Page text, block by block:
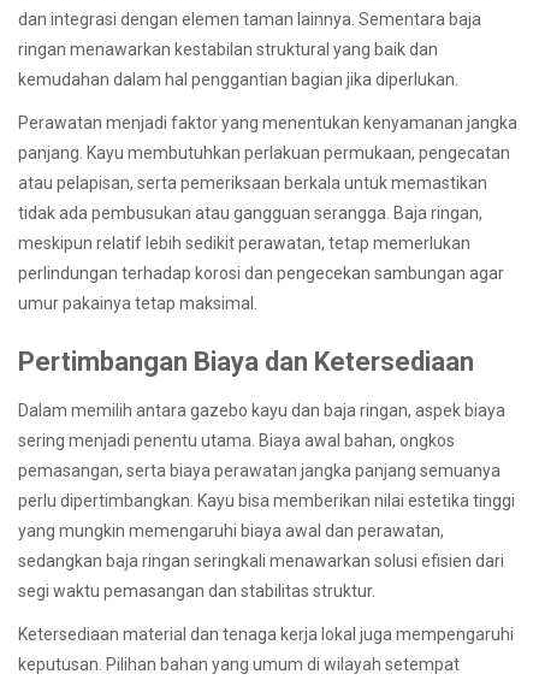
dan integrasi dengan elemen taman lainnya. Sementara baja
ringan menawarkan kestabilan struktural yang baik dan
kemudahan dalam hal penggantian bagian jika diperlukan.
Perawatan menjadi faktor yang menentukan kenyamanan jangka
panjang. Kayu membutuhkan perlakuan permukaan, pengecatan
atau pelapisan, serta pemeriksaan berkala untuk memastikan
tidak ada pembusukan atau gangguan serangga. Baja ringan,
meskipun relatif lebih sedikit perawatan, tetap memerlukan
perlindungan terhadap korosi dan pengecekan sambungan agar
umur pakainya tetap maksimal.
Pertimbangan Biaya dan Ketersediaan
Dalam memilih antara gazebo kayu dan baja ringan, aspek biaya
sering menjadi penentu utama. Biaya awal bahan, ongkos
pemasangan, serta biaya perawatan jangka panjang semuanya
perlu dipertimbangkan. Kayu bisa memberikan nilai estetika tinggi
yang mungkin memengaruhi biaya awal dan perawatan,
sedangkan baja ringan seringkali menawarkan solusi efisien dari
segi waktu pemasangan dan stabilitas struktur.
Ketersediaan material dan tenaga kerja lokal juga mempengaruhi
keputusan. Pilihan bahan yang umum di wilayah setempat